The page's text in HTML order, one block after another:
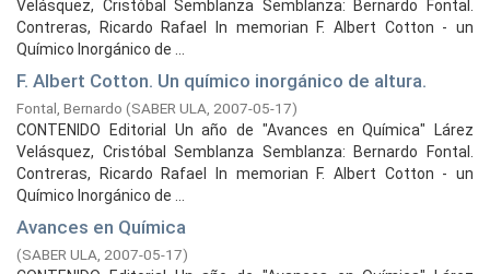
Velásquez, Cristóbal Semblanza Semblanza: Bernardo Fontal.
Contreras, Ricardo Rafael In memorian F. Albert Cotton - un
Químico Inorgánico de ...
F. Albert Cotton. Un químico inorgánico de altura.
Fontal, Bernardo (SABER ULA, 2007-05-17)
CONTENIDO Editorial Un año de "Avances en Química" Lárez
Velásquez, Cristóbal Semblanza Semblanza: Bernardo Fontal.
Contreras, Ricardo Rafael In memorian F. Albert Cotton - un
Químico Inorgánico de ...
Avances en Química
(SABER ULA, 2007-05-17)